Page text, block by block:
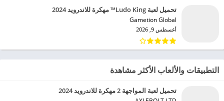
تحميل لعبة Ludo King™ مهكرة للاندرويد 2024
Gametion Global‏
أغسطس 9, 2026
التطبيقات والألعاب الأكثر مشاهدة
تحميل لعبة المواجهة 2 مهكرة للاندرويد 2024